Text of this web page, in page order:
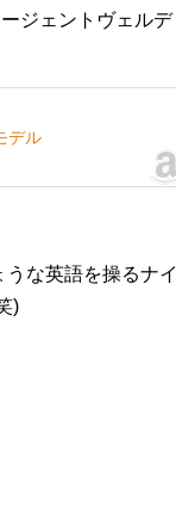
ジェントヴェルデ
デル
な英語を操るナイ
)